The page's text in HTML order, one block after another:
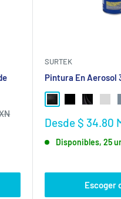
SURTEK
Pintura En Aerosol
NEGRO BRILLANTE
NEGRO MATE
NEGRO
Precio
venta
Desde $ 34.80
Disponibles, 25
Escoger